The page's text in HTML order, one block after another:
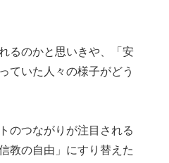
るのかと思いきや、「安
ていた人々の様子がどう
のつながりが注目される
教の自由」にすり替えた